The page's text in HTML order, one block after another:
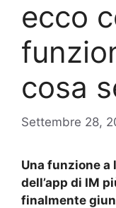
ecco
cosa
Settembre 28,
Una funzione
dell’app di IM
finalmente